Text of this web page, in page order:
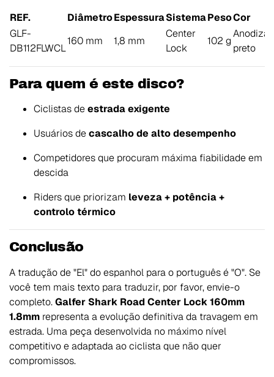
REF. DiâmetroEspessuraSistemaPesoCor
GLF-
DB112FLWCL
160 mm 1,8 mm
Center
Lock
102 g
preto
Para quem é este disco?
Ciclistas deestrada exigente
Usuários decascalho de alto desempenho
Competidores que procuram máxima fiabilidade em
descida
Riders que priorizam leveza + potência +
controlo térmico
Conclusão
A tradução de "El" do espanhol para o português é "O". Se
você tem mais texto para traduzir, por favor, envie-o
completo.Galfer Shark Road Center Lock 160mm
1.8mm representa a evolução definitiva da travagem em
estrada. Uma peça desenvolvida no máximo nível
competitivo e adaptada ao ciclista que não quer
compromissos.